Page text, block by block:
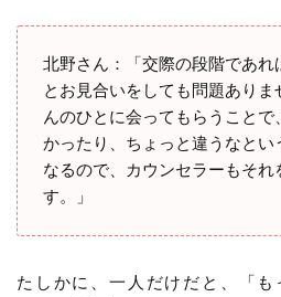
北野さん：「交際の段階であれ
とお見合いをしても問題ありま
んのひとに会ってもらうこと
かったり、ちょっと違うなとい
なるので、カウンセラーもそれ
す。」
たしかに、一人だけだと、「